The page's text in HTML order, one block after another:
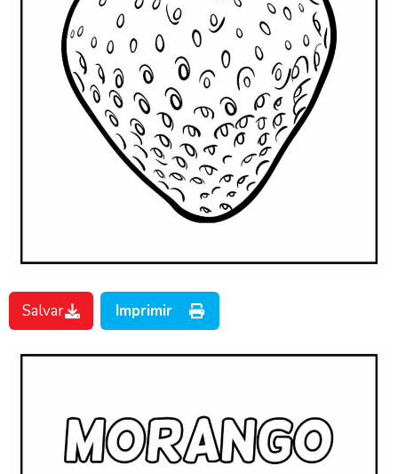
Salvar Imprimir